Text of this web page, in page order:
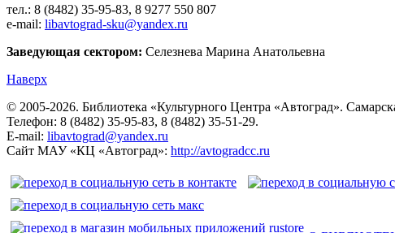
тел.: 8 (8482) 35-95-83, 8 9277 550 807
e-mail: libavtograd-sku@yandex.ru
Заведующая сектором: Селезнева Марина Анатольевна
Наверх
© 2005-2026. Библиотека «Культурного Центра «Автоград».
Телефон: 8 (8482) 35-95-83, 8 (8482) 35-51-29.
E-mail: libavtograd@yandex.ru
Сайт МАУ «КЦ «Автоград»: http://avtogradcc.ru